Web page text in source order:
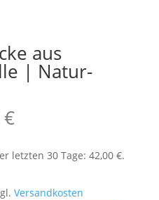
aus
| Natur-
€Aktueller
Preis
ist:
39,00 €.
letzten 30 Tage: 42,00 €.
Versandkosten